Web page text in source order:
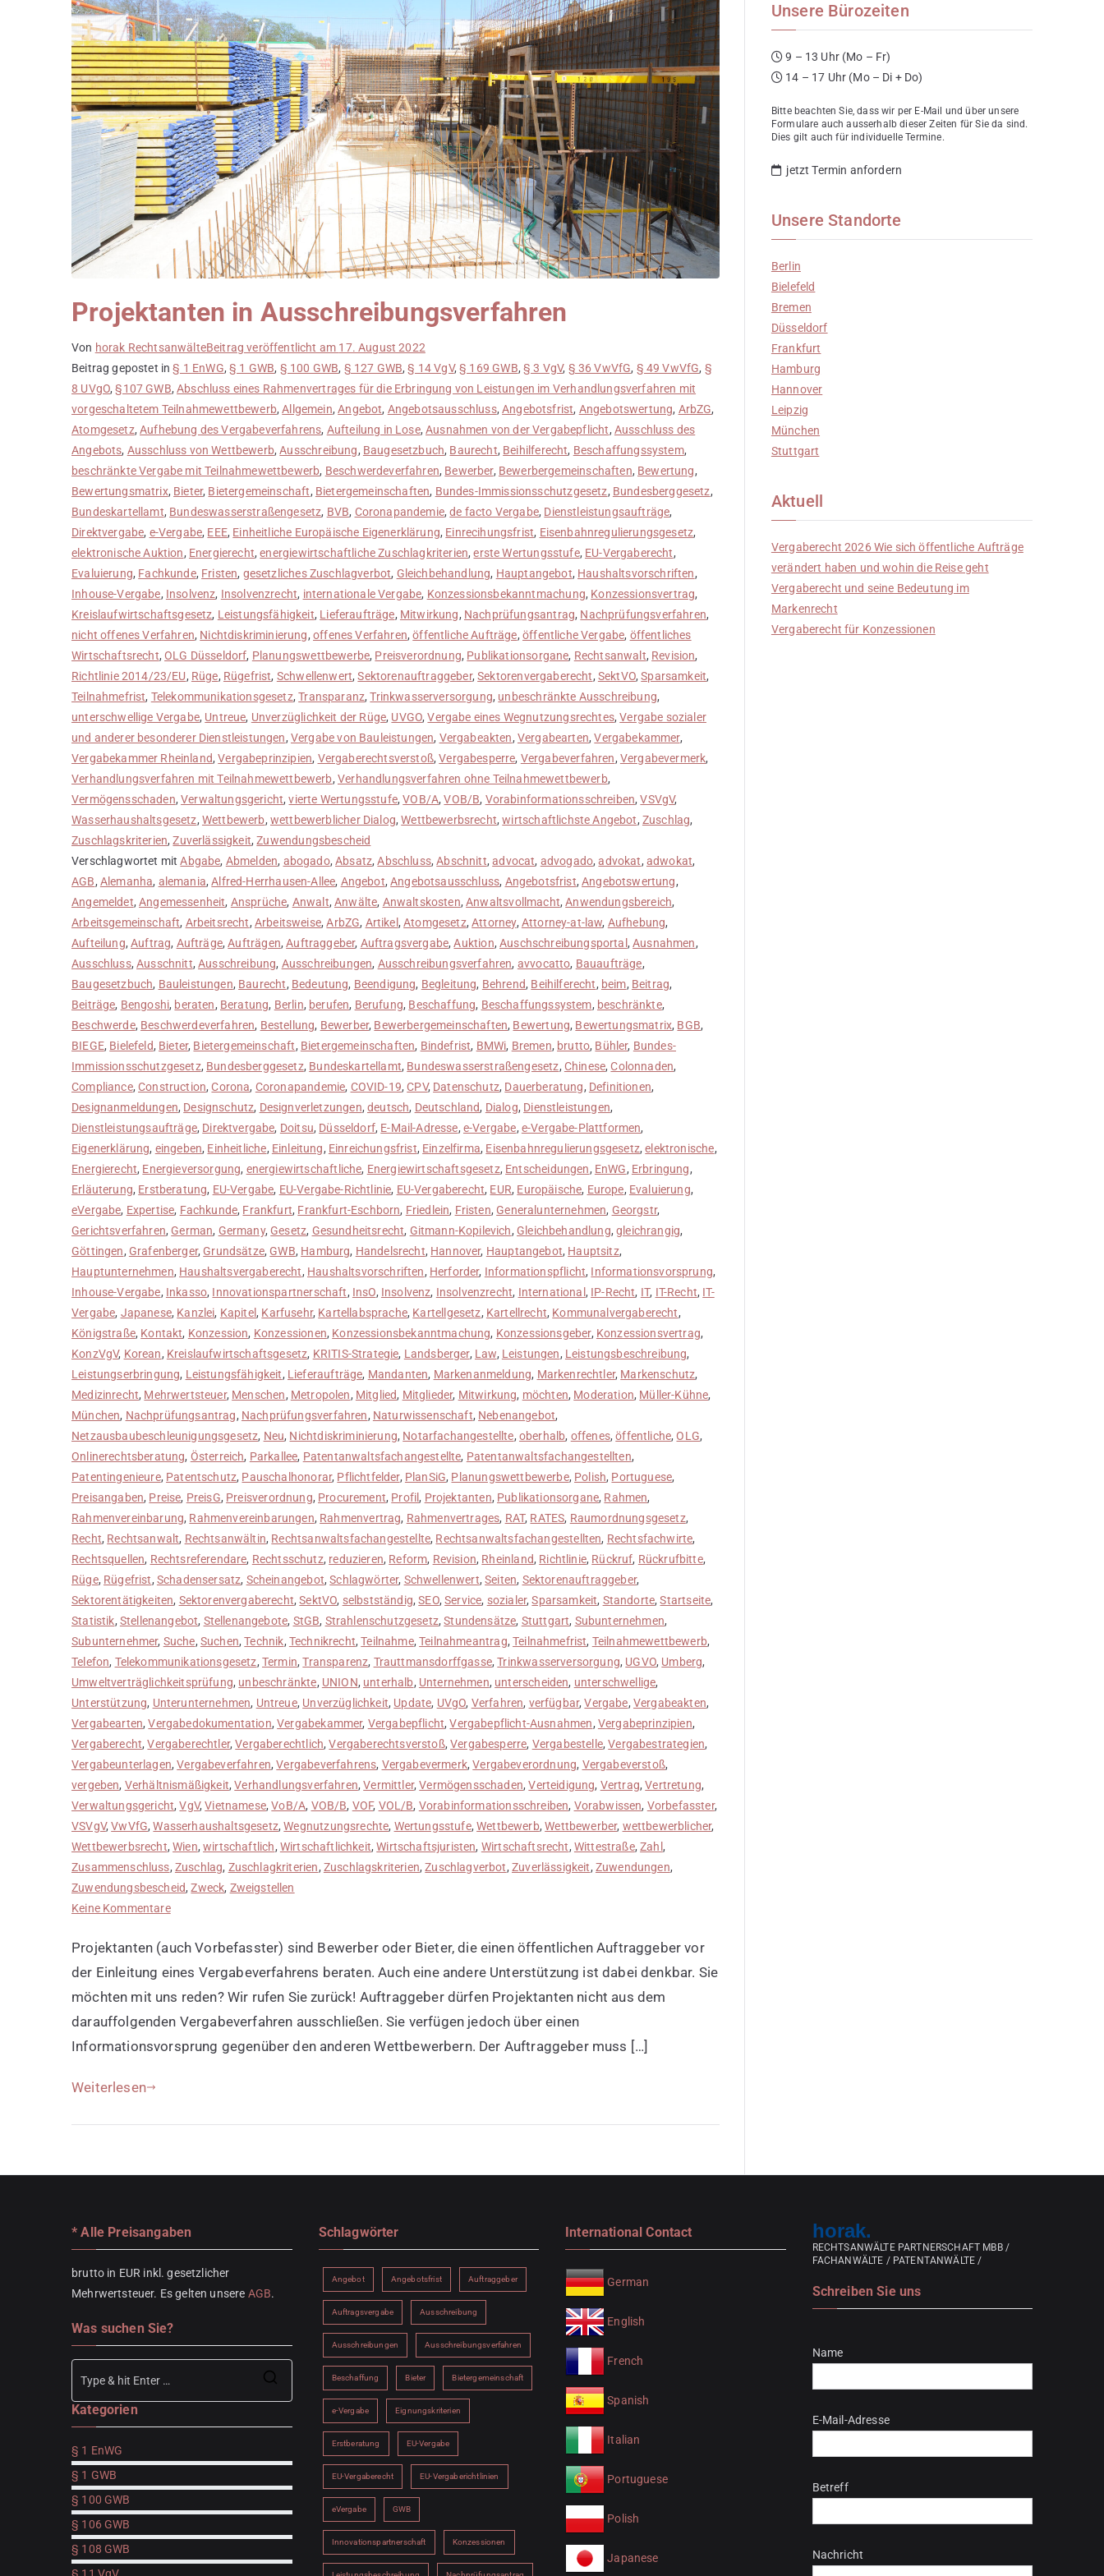
Projektanten in Ausschreibungsverfahren
Von horak RechtsanwälteBeitrag veröffentlicht am 17. August 2022
Beitrag gepostet in§ 1 EnWG,§ 1 GWB, § 100 GWB, § 127 GWB,§ 14 VgV,§ 169 GWB,§ 3 VgV, § 36 VwVfG, § 49 VwVfG, §
8 UVgO,§107 GWB,Abschluss eines Rahmenvertrages für die Erbringung von Leistungen im Verhandlungsverfahren mit
vorgeschaltetem Teilnahmewettbewerb,Allgemein,Angebot, Angebotsausschluss,Angebotsfrist, Angebotswertung, ArbZG,
Atomgesetz,Aufhebung des Vergabeverfahrens, Aufteilung in Lose,Ausnahmen von der Vergabepflicht, Ausschluss des
Angebots, Ausschluss von Wettbewerb,Ausschreibung, Baugesetzbuch, Baurecht, Beihilferecht, Beschaffungssystem,
beschränkte Vergabe mit Teilnahmewettbewerb, Beschwerdeverfahren, Bewerber, Bewerbergemeinschaften, Bewertung,
Bewertungsmatrix, Bieter, Bietergemeinschaft, Bietergemeinschaften, Bundes-Immissionsschutzgesetz, Bundesberggesetz,
Bundeskartellamt, Bundeswasserstraßengesetz, BVB, Coronapandemie,de facto Vergabe, Dienstleistungsaufträge,
Direktvergabe, e-Vergabe, EEE, Einheitliche Europäische Eigenerklärung, Einrecihungsfrist, Eisenbahnregulierungsgesetz,
elektronische Auktion, Energierecht,energiewirtschaftliche Zuschlagkriterien,erste Wertungsstufe, EU-Vergaberecht,
Evaluierung, Fachkunde, Fristen, gesetzliches Zuschlagverbot, Gleichbehandlung, Hauptangebot, Haushaltsvorschriften,
Inhouse-Vergabe, Insolvenz, Insolvenzrecht, internationale Vergabe, Konzessionsbekanntmachung, Konzessionsvertrag,
Kreislaufwirtschaftsgesetz, Leistungsfähigkeit, Lieferaufträge, Mitwirkung, Nachprüfungsantrag, Nachprüfungsverfahren,
nicht offenes Verfahren, Nichtdiskriminierung,offenes Verfahren,öffentliche Aufträge, öffentliche Vergabe, öffentliches
Wirtschaftsrecht,OLG Düsseldorf, Planungswettbewerbe, Preisverordnung, Publikationsorgane, Rechtsanwalt, Revision,
Richtlinie 2014/23/EU, Rüge, Rügefrist, Schwellenwert,Sektorenauftraggeber,Sektorenvergaberecht, SektVO,Sparsamkeit,
Teilnahmefrist, Telekommunikationsgesetz,Transparanz,Trinkwasserversorgung, unbeschränkte Ausschreibung,
unterschwellige Vergabe, Untreue, Unverzüglichkeit der Rüge, UVGO,Vergabe eines Wegnutzungsrechtes,Vergabe sozialer
und anderer besonderer Dienstleistungen, Vergabe von Bauleistungen, Vergabeakten, Vergabearten,Vergabekammer,
Vergabekammer Rheinland,Vergabeprinzipien, Vergaberechtsverstoß,Vergabesperre, Vergabeverfahren, Vergabevermerk,
Verhandlungsverfahren mit Teilnahmewettbewerb, Verhandlungsverfahren ohne Teilnahmewettbewerb,
Vermögensschaden,Verwaltungsgericht,vierte Wertungsstufe,VOB/A,VOB/B, Vorabinformationsschreiben,VSVgV,
Wasserhaushaltsgesetz, Wettbewerb, wettbewerblicher Dialog,Wettbewerbsrecht,wirtschaftlichste Angebot, Zuschlag,
Zuschlagskriterien,Zuverlässigkeit,Zuwendungsbescheid
Verschlagwortet mitAbgabe, Abmelden, abogado,Absatz,Abschluss,Abschnitt,advocat, advogado,advokat, adwokat,
AGB, Alemanha, alemania,Alfred-Herrhausen-Allee, Angebot,Angebotsausschluss, Angebotsfrist,Angebotswertung,
Angemeldet,Angemessenheit, Ansprüche, Anwalt,Anwälte, Anwaltskosten,Anwaltsvollmacht,Anwendungsbereich,
Arbeitsgemeinschaft, Arbeitsrecht, Arbeitsweise,ArbZG, Artikel ,Atomgesetz,Attorney, Attorney-at-law, Aufhebung,
Aufteilung,Auftrag, Aufträge,Aufträgen,Auftraggeber, Auftragsvergabe,Auktion,Auschschreibungsportal ,Ausnahmen,
Ausschluss,Ausschnitt,Ausschreibung, Ausschreibungen, Ausschreibungsverfahren, avvocatto, Bauaufträge,
Baugesetzbuch, Bauleistungen, Baurecht, Bedeutung, Beendigung, Begleitung, Behrend, Beihilferecht, beim, Beitrag,
Beiträge, Bengoshi, beraten, Beratung, Berlin, berufen, Berufung, Beschaffung, Beschaffungssystem, beschränkte,
Beschwerde, Beschwerdeverfahren, Bestellung, Bewerber, Bewerbergemeinschaften, Bewertung, Bewertungsmatrix, BGB,
BIEGE, Bielefeld, Bieter, Bietergemeinschaft, Bietergemeinschaften, Bindefrist, BMWi, Bremen, brutto, Bühler, Bundes-
Immissionsschutzgesetz, Bundesberggesetz, Bundeskartellamt, Bundeswasserstraßengesetz, Chinese,Colonnaden,
Compliance,Construction,Corona, Coronapandemie, COVID-19,CPV, Datenschutz, Dauerberatung, Definitionen,
Designanmeldungen, Designschutz, Designverletzungen,deutsch, Deutschland, Dialog, Dienstleistungen,
Dienstleistungsaufträge, Direktvergabe, Doitsu, Düsseldorf, E-Mail-Adresse, e-Vergabe, e-Vergabe-Plattformen,
Eigenerklärung, eingeben, Einheitliche, Einleitung, Einreichungsfrist, Einzelfirma, Eisenbahnregulierungsgesetz,elektronische,
Energierecht, Energieversorgung, energiewirtschaftliche, Energiewirtschaftsgesetz, Entscheidungen, EnWG, Erbringung,
Erläuterung, Erstberatung, EU-Vergabe, EU-Vergabe-Richtlinie, EU-Vergaberecht, EUR, Europäische, Europe, Evaluierung,
eVergabe, Expertise, Fachkunde, Frankfurt, Frankfurt-Eschborn, Friedlein, Fristen, Generalunternehmen, Georgstr,
Gerichtsverfahren, German, Germany, Gesetz, Gesundheitsrecht, Gitmann-Kopilevich, Gleichbehandlung,gleichrangig,
Göttingen, Grafenberger, Grundsätze, GWB, Hamburg, Handelsrecht, Hannover, Hauptangebot, Hauptsitz,
Hauptunternehmen, Haushaltsvergaberecht, Haushaltsvorschriften, Herforder, Informationspflicht, Informationsvorsprung,
Inhouse-Vergabe, Inkasso, Innovationspartnerschaft, InsO, Insolvenz, Insolvenzrecht, International , IP-Recht, IT, IT-Recht, IT-
Vergabe, Japanese, Kanzlei, Kapitel, Karfusehr, Kartellabsprache, Kartellgesetz, Kartellrecht, Kommunalvergaberecht,
Königstraße, Kontakt, Konzession, Konzessionen, Konzessionsbekanntmachung, Konzessionsgeber, Konzessionsvertrag,
KonzVgV, Korean, Kreislaufwirtschaftsgesetz, KRITIS-Strategie, Landsberger, Law, Leistungen, Leistungsbeschreibung,
Leistungserbringung, Leistungsfähigkeit, Lieferaufträge, Mandanten, Markenanmeldung, Markenrechtler, Markenschutz,
Medizinrecht, Mehrwertsteuer, Menschen, Metropolen, Mitglied, Mitglieder, Mitwirkung, möchten, Moderation, Müller-Kühne,
München, Nachprüfungsantrag, Nachprüfungsverfahren, Naturwissenschaft, Nebenangebot,
Netzausbaubeschleunigungsgesetz, Neu, Nichtdiskriminierung, Notarfachangestellte, oberhalb, offenes,öffentliche,OLG,
Onlinerechtsberatung, Österreich, Parkallee, Patentanwaltsfachangestellte, Patentanwaltsfachangestellten,
Patentingenieure, Patentschutz, Pauschalhonorar, Pflichtfelder, PlanSiG, Planungswettbewerbe, Polish, Portuguese,
Preisangaben, Preise, PreisG, Preisverordnung, Procurement, Profil, Projektanten, Publikationsorgane, Rahmen,
Rahmenvereinbarung, Rahmenvereinbarungen, Rahmenvertrag, Rahmenvertrages, RAT, RATES, Raumordnungsgesetz,
Recht, Rechtsanwalt, Rechtsanwältin, Rechtsanwaltsfachangestellte, Rechtsanwaltsfachangestellten, Rechtsfachwirte,
Rechtsquellen, Rechtsreferendare, Rechtsschutz, reduzieren, Reform, Revision, Rheinland, Richtlinie, Rückruf, Rückrufbitte,
Rüge, Rügefrist, Schadensersatz, Scheinangebot,Schlagwörter, Schwellenwert,Seiten, Sektorenauftraggeber,
Sektorentätigkeiten, Sektorenvergaberecht,SektVO, selbstständig,SEO,Service, sozialer,Sparsamkeit, Standorte,Startseite,
Statistik, Stellenangebot, Stellenangebote, StGB, Strahlenschutzgesetz,Stundensätze, Stuttgart, Subunternehmen,
Subunternehmer, Suche, Suchen,Technik, Technikrecht,Teilnahme,Teilnahmeantrag,Teilnahmefrist, Teilnahmewettbewerb,
Telefon, Telekommunikationsgesetz, Termin,Transparenz, Trauttmansdorffgasse,Trinkwasserversorgung, UGVO, Umberg,
Umweltverträglichkeitsprüfung, unbeschränkte, UNION, unterhalb, Unternehmen, unterscheiden, unterschwellige,
Unterstützung, Unterunternehmen, Untreue, Unverzüglichkeit, Update, UVgO, Verfahren, verfügbar,Vergabe, Vergabeakten,
Vergabearten,Vergabedokumentation,Vergabekammer, Vergabepflicht,Vergabepflicht-Ausnahmen, Vergabeprinzipien,
Vergaberecht,Vergaberechtler,Vergaberechtlich,Vergaberechtsverstoß,Vergabesperre, Vergabestelle,Vergabestrategien,
Vergabeunterlagen,Vergabeverfahren,Vergabeverfahrens, Vergabevermerk,Vergabeverordnung, Vergabeverstoß,
vergeben, Verhältnismäßigkeit,Verhandlungsverfahren,Vermittler,Vermögensschaden,Verteidigung, Vertrag,Vertretung,
Verwaltungsgericht,VgV,Vietnamese,VoB/A, VOB/B, VOF, VOL/B, Vorabinformationsschreiben, Vorabwissen, Vorbefasster,
VSVgV,VwVfG,Wasserhaushaltsgesetz,Wegnutzungsrechte, Wertungsstufe,Wettbewerb,Wettbewerber, wettbewerblicher,
Wettbewerbsrecht,Wien,wirtschaftlich, Wirtschaftlichkeit,Wirtschaftsjuristen, Wirtschaftsrecht, Wittestraße,Zahl ,
Zusammenschluss, Zuschlag, Zuschlagkriterien, Zuschlagskriterien,Zuschlagverbot, Zuverlässigkeit, Zuwendungen,
Zuwendungsbescheid,Zweck, Zweigstellen
Keine Kommentarezu
in
Ausschreibungsverfahren
Projektanten (auch Vorbefasster) sind Bewerber oder Bieter, die einen öffentlichen Auftraggeber vor
der Einleitung eines Vergabeverfahrens beraten. Auch eine andere Unterstützung ist dabei denkbar. Sie
möchten mit uns reden? Wir rufen Sie zurück! Auftraggeber dürfen Projektanten nicht aus dem
darauffolgenden Vergabeverfahren ausschließen. Sie verfügen jedoch über einen
Informationsvorsprung gegenüber den anderen Wettbewerbern. Der Auftraggeber muss […]
Weiterlesen
Unsere Bürozeiten
9 – 13 Uhr (Mo – Fr)
14 – 17 Uhr (Mo – Di + Do)
Bitte beachten Sie, dass wir per E-Mail und über unsere
Formulare auch ausserhalb dieser Zeiten für Sie da sind.
Dies gilt auch für individuelle Termine.
jetzt Termin anfordern
Unsere Standorte
Berlin
Bielefeld
Bremen
Düsseldorf
Frankfurt
Hamburg
Hannover
Leipzig
München
Stuttgart
Aktuell
Vergaberecht 2026 Wie sich öffentliche Aufträge
verändert haben und wohin die Reise geht
Vergaberecht und seine Bedeutung im
Markenrecht
Vergaberecht für Konzessionen
* Alle Preisangaben
brutto in EUR inkl. gesetzlicher
Mehrwertsteuer. Es gelten unsere AGB.
Was suchen Sie?
Search
Kategorien
§ 1 EnWG
§ 1 GWB
§ 100 GWB
§ 106 GWB
§ 108 GWB
§ 11 VgV
Schlagwörter
Angebot Angebotsfrist Auftraggeber
Auftragsvergabe Ausschreibung
Ausschreibungen Ausschreibungsverfahren
Beschaffung Bieter Bietergemeinschaft
e-Vergabe Eignungskriterien
Erstberatung EU-Vergabe
EU-Vergaberecht EU-Vergaberichtlinien
eVergabe GWB
Innovationspartnerschaft Konzessionen
International Contact
German
English
French
Spanish
Italian
Portuguese
Polish
Japanese
horak.
RECHTSANWÄLTE PARTNERSCHAFT MBB /
FACHANWÄLTE / PATENTANWÄLTE /
Schreiben Sie uns
Name
E-Mail-Adresse
Betreff
Nachricht